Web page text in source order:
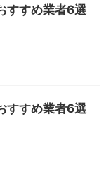
すすめ業者6選
すすめ業者6選